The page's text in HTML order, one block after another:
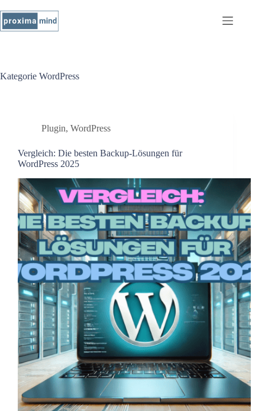
Kategorie WordPress
Plugin, WordPress
Vergleich: Die besten Backup-Lösungen für
WordPress 2025